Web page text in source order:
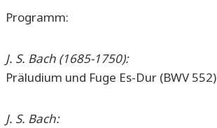
Programm:
J. S. Bach (1685-1750):
Präludium und Fuge Es-Dur (BWV 552)
J. S. Bach: